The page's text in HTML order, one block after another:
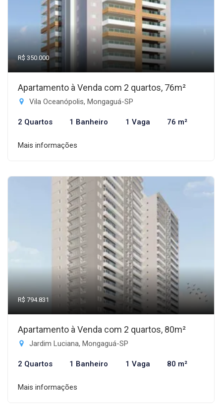
R$ 350.000
Apartamento à Venda com 2 quartos, 76m²
Vila Oceanópolis, Mongaguá-SP
2 Quartos 1 Banheiro 1 Vaga 76 m²
Mais informações
R$ 794.831
Apartamento à Venda com 2 quartos, 80m²
Jardim Luciana, Mongaguá-SP
2 Quartos 1 Banheiro 1 Vaga 80 m²
Mais informações